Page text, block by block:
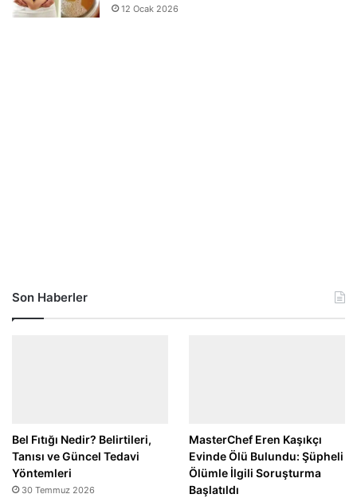
12 Ocak 2026
Son Haberler
Bel Fıtığı Nedir? Belirtileri,
Tanısı ve Güncel Tedavi
Yöntemleri
30 Temmuz 2026
MasterChef Eren Kaşıkçı
Evinde Ölü Bulundu: Şüpheli
Ölümle İlgili Soruşturma
Başlatıldı